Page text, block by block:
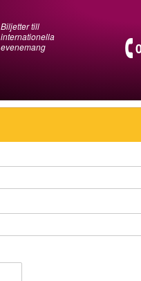
Biljetter till
internationella
evenemang